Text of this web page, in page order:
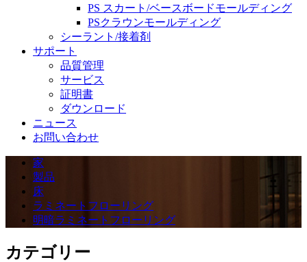
PS スカート/ベースボードモールディング
PSクラウンモールディング
シーラント/接着剤
サポート
品質管理
サービス
証明書
ダウンロード
ニュース
お問い合わせ
家
製品
床
ラミネートフローリング
明暗ラミネートフローリング
カテゴリー